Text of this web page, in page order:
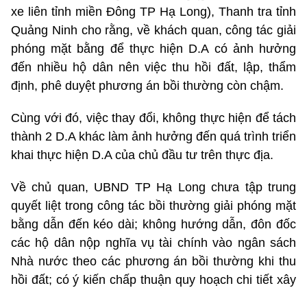
xe liên tỉnh miền Đông TP Hạ Long), Thanh tra tỉnh
Quảng Ninh cho rằng, về khách quan, công tác giải
phóng mặt bằng để thực hiện D.A có ảnh hưởng
đến nhiều hộ dân nên việc thu hồi đất, lập, thẩm
định, phê duyệt phương án bồi thường còn chậm.
Cùng với đó, việc thay đổi, không thực hiện để tách
thành 2 D.A khác làm ảnh hưởng đến quá trình triển
khai thực hiện D.A của chủ đầu tư trên thực địa.
Về chủ quan, UBND TP Hạ Long chưa tập trung
quyết liệt trong công tác bồi thường giải phóng mặt
bằng dẫn đến kéo dài; không hướng dẫn, đôn đốc
các hộ dân nộp nghĩa vụ tài chính vào ngân sách
Nhà nước theo các phương án bồi thường khi thu
hồi đất; có ý kiến chấp thuận quy hoạch chi tiết xây